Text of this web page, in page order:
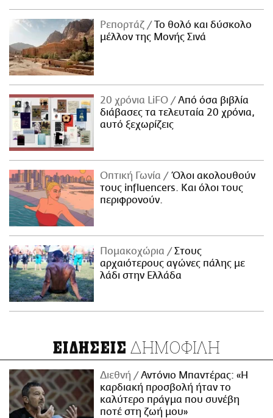
Ρεπορτάζ
Το θολό και δύσκολο
μέλλον της Μονής Σινά
20 χρόνια LiFO
Από όσα βιβλία
διάβασες τα τελευταία 20 χρόνια,
αυτό ξεχωρίζεις
Οπτική Γωνία
Όλοι ακολουθούν
τους influencers. Και όλοι τους
περιφρονούν.
Πομακοχώρια
Στους
αρχαιότερους αγώνες πάλης με
λάδι στην Ελλάδα
ΕΙΔΗΣΕΙΣ ΔΗΜΟΦΙΛΗ
Διεθνή
Αντόνιο Μπαντέρας: «Η
καρδιακή προσβολή ήταν το
καλύτερο πράγμα που συνέβη
ποτέ στη ζωή μου»